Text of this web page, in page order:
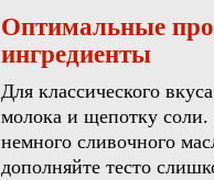
Оптимальные
ингредиенты
Для классического
молока и щепотку соли.
немного сливочного
дополняйте тесто